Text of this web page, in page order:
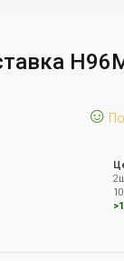
☺